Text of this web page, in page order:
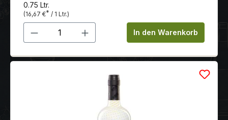
0.75 Ltr.
(16,67 €* / 1 Ltr.)
Produkt Anzahl: Gib denIn den Warenkorb